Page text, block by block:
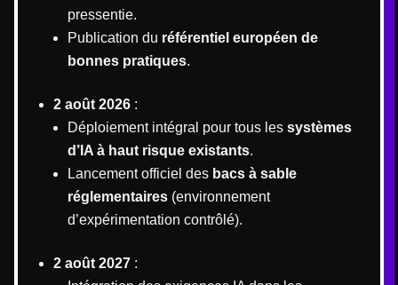
pressentie.
Publication du référentiel européen de
bonnes pratiques.
2 août 2026 :
Déploiement intégral pour tous les systèmes
d’IA à haut risque existants.
Lancement officiel des bacs à sable
réglementaires (environnement
d’expérimentation contrôlé).
2 août 2027 :